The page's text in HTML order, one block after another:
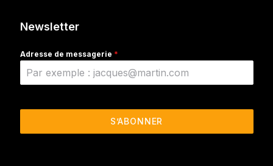
Newsletter
Adresse de messagerie *
S’ABONNER